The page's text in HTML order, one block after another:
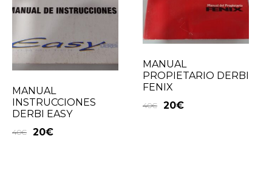
MANUAL
INSTRUCCIONES
DERBI EASY
40€ 20€
MANUAL
PROPIETARIO DERBI
FENIX
40€ 20€